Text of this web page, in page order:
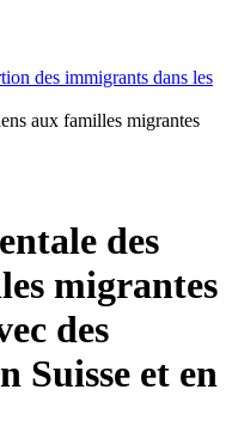
des immigrants dans les
aux familles migrantes
des
migrantes
des
Suisse et en